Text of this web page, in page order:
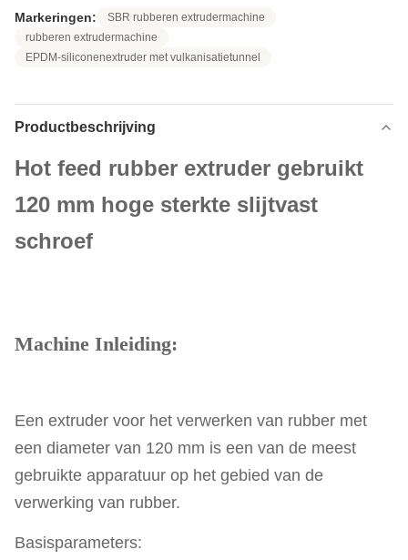
Markeringen:
SBR rubberen extrudermachine
rubberen extrudermachine
EPDM-siliconenextruder met vulkanisatietunnel
Productbeschrijving
Hot feed rubber extruder gebruikt
120 mm hoge sterkte slijtvast
schroef
Machine Inleiding:
Een extruder voor het verwerken van rubber met
een diameter van 120 mm is een van de meest
gebruikte apparatuur op het gebied van de
verwerking van rubber.
Basisparameters: